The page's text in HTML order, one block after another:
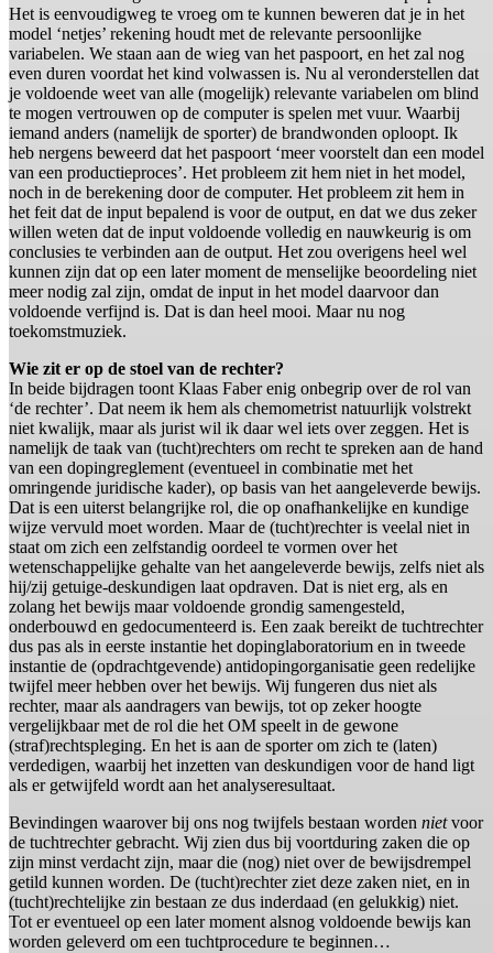
Het is eenvoudigweg te vroeg om te kunnen beweren dat je in het
model ‘netjes’ rekening houdt met de relevante persoonlijke
variabelen. We staan aan de wieg van het paspoort, en het zal nog
even duren voordat het kind volwassen is. Nu al veronderstellen dat
je voldoende weet van alle (mogelijk) relevante variabelen om blind
te mogen vertrouwen op de computer is spelen met vuur. Waarbij
iemand anders (namelijk de sporter) de brandwonden oploopt. Ik
heb nergens beweerd dat het paspoort ‘meer voorstelt dan een model
van een productieproces’. Het probleem zit hem niet in het model,
noch in de berekening door de computer. Het probleem zit hem in
het feit dat de input bepalend is voor de output, en dat we dus zeker
willen weten dat de input voldoende volledig en nauwkeurig is om
conclusies te verbinden aan de output. Het zou overigens heel wel
kunnen zijn dat op een later moment de menselijke beoordeling niet
meer nodig zal zijn, omdat de input in het model daarvoor dan
voldoende verfijnd is. Dat is dan heel mooi. Maar nu nog
toekomstmuziek.
Wie zit er op de stoel van de rechter?
In beide bijdragen toont Klaas Faber enig onbegrip over de rol van
‘de rechter’. Dat neem ik hem als chemometrist natuurlijk volstrekt
niet kwalijk, maar als jurist wil ik daar wel iets over zeggen. Het is
namelijk de taak van (tucht)rechters om recht te spreken aan de hand
van een dopingreglement (eventueel in combinatie met het
omringende juridische kader), op basis van het aangeleverde bewijs.
Dat is een uiterst belangrijke rol, die op onafhankelijke en kundige
wijze vervuld moet worden. Maar de (tucht)rechter is veelal niet in
staat om zich een zelfstandig oordeel te vormen over het
wetenschappelijke gehalte van het aangeleverde bewijs, zelfs niet als
hij/zij getuige-deskundigen laat opdraven. Dat is niet erg, als en
zolang het bewijs maar voldoende grondig samengesteld,
onderbouwd en gedocumenteerd is. Een zaak bereikt de tuchtrechter
dus pas als in eerste instantie het dopinglaboratorium en in tweede
instantie de (opdrachtgevende) antidopingorganisatie geen redelijke
twijfel meer hebben over het bewijs. Wij fungeren dus niet als
rechter, maar als aandragers van bewijs, tot op zeker hoogte
vergelijkbaar met de rol die het OM speelt in de gewone
(straf)rechtspleging. En het is aan de sporter om zich te (laten)
verdedigen, waarbij het inzetten van deskundigen voor de hand ligt
als er getwijfeld wordt aan het analyseresultaat.
Bevindingen waarover bij ons nog twijfels bestaan worden nietvoor
de tuchtrechter gebracht. Wij zien dus bij voortduring zaken die op
zijn minst verdacht zijn, maar die (nog) niet over de bewijsdrempel
getild kunnen worden. De (tucht)rechter ziet deze zaken niet, en in
(tucht)rechtelijke zin bestaan ze dus inderdaad (en gelukkig) niet.
Tot er eventueel op een later moment alsnog voldoende bewijs kan
worden geleverd om een tuchtprocedure te beginnen…